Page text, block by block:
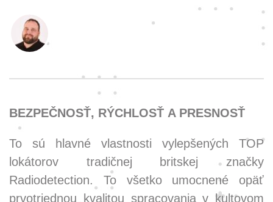
BEZPEČNOSŤ, RÝCHLOSŤ A PRESNOSŤ
To sú hlavné vlastnosti vylepšených TOP
lokátorov tradičnej britskej značky
Radiodetection. To všetko umocnené opäť
prvotriednou kvalitou spracovania v kultovom